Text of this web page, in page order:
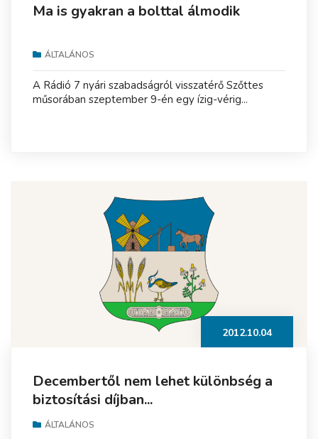
Ma is gyakran a bolttal álmodik
ÁLTALÁNOS
A Rádió 7 nyári szabadságról visszatérő Szőttes
műsorában szeptember 9-én egy ízig-vérig...
2012.10.04
Decembertől nem lehet különbség a
biztosítási díjban...
ÁLTALÁNOS